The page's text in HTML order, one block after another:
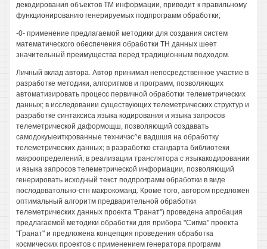
декодирования объектов ТМ информации, приводит к правильному
функционированию генерируемых подпрограмм обработки;
-0- применение предлагаемой методики для создания систем
математического обеспечения обработки ТН данных шеет
значительный преимущества перед традиционным подходом.
Личный вклад автора. Автор принимал непосредственное участие в
разработке методики, алгоритмов и программ, позволяющих
автоматизировать процесс первичной обработки телеметрических
данных; в исследовании существующих телеметрических структур и
разработке синтаксиса языка кодирования и языка запросов
телеметрической даформощш, позволяющий создавать
самодокуыеиткрованные техничэс^е вадшшя на обработку
телеметрических данных; в разработко стандарта библиотеки
макроопределений; в реализации транслятора с языкакодировании
и языка запросов телеметрической информации, позволяющий
генерировать исходный текст подпрограмм обработки в виде
послодоватольно-стн макрокоманд. Кроме того, автором предложен
оптимальный алгоритм предварительной обработки
телеметрических данных проекта "Гранат") проведена апробация
предлагаемой методики обработки для прибора "Сигма" проекта
"Гранат" и предложена концепция проведения обработка
космических проектов с применением генератора программ